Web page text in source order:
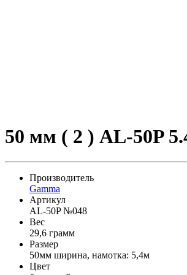
50 мм ( 2 ) AL-50P
Производитель
Gamma
Артикул
AL-50P №048
Вес
29,6 грамм
Размер
50мм ширина, намотка: 5,4м
Цвет